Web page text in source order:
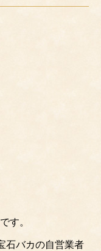
す。
石バカの自営業者